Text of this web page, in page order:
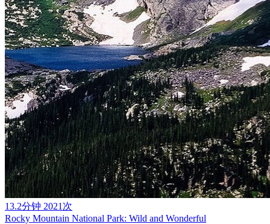
13.2分钟 2021次
Rocky Mountain National Park: Wild and Wonderful